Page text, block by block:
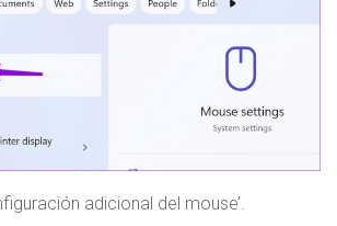
adicional del mouse’.